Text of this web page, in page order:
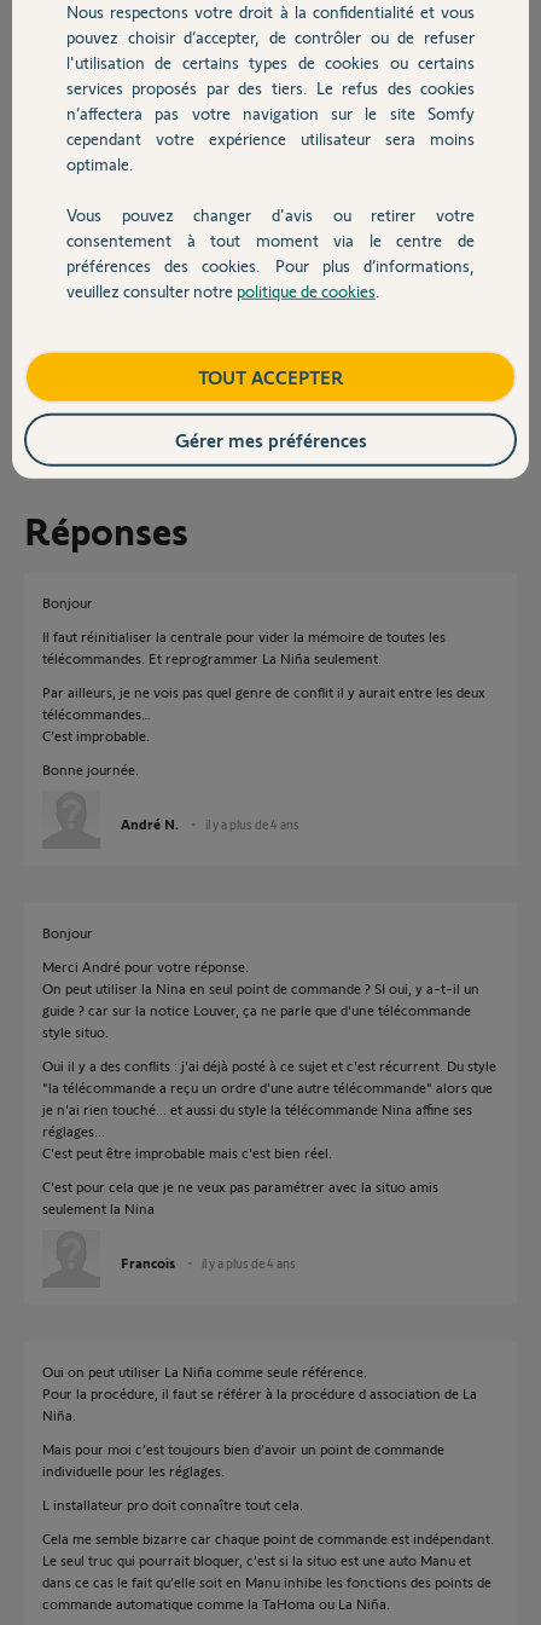
Chauffage
Autres produits
Devis avec un pro
Contact
Je veux donc pouvoir tout reparamétrer correctement sans utiliser la
Situo comme point de commande, mais en utilisant la Nina comme
point de commande.
En refaisant le process complet, la Louver n'a reconnu que mes
volets roulants Somfy...
Bref, on tourne en rond, installateur compris.
Nina svp ?
Et ne faut-il pas obligatoirement passer par le Set&Go io Somfy ?
Participer au fil de discussion
Réponses
Bonjour
Il faut réinitialiser la centrale pour vider la mémoire de toutes les
télécommandes. Et reprogrammer La Niña seulement.
Par ailleurs, je ne vois pas quel genre de conflit il y aurait entre les deux
télécommandes…
C’est improbable.
Bonne journée.
André N. il y a plus de 4 ans
Bonjour
Merci André pour votre réponse.
On peut utiliser la Nina en seul point de commande ? SI oui, y a-t-il un
guide ? car sur la notice Louver, ça ne parle que d'une télécommande
style situo.
Oui il y a des conflits : j'ai déjà posté à ce sujet et c'est récurrent. Du style
"la télécommande a reçu un ordre d'une autre télécommande" alors que
je n'ai rien touché... et aussi du style la télécommande Nina affine ses
réglages...
C'est peut être improbable mais c'est bien réel.
C'est pour cela que je ne veux pas paramétrer avec la situo amis
seulement la Nina
Francois il y a plus de 4 ans
Oui on peut utiliser La Niña comme seule référence.
Pour la procédure, il faut se référer à la procédure d association de La
Niña.
Mais pour moi c’est toujours bien d’avoir un point de commande
individuelle pour les réglages.
L installateur pro doit connaître tout cela.
Cela me semble bizarre car chaque point de commande est indépendant.
Le seul truc qui pourrait bloquer, c’est si la situo est une auto Manu et
dans ce cas le fait qu’elle soit en Manu inhibe les fonctions des points de
commande automatique comme la TaHoma ou La Niña.
Nous respectons votre droit à la confidentialité et vous
pouvez choisir d’accepter, de contrôler ou de refuser
l'utilisation de certains types de cookies ou certains
services proposés par des tiers. Le refus des cookies
n’affectera pas votre navigation sur le site Somfy
cependant votre expérience utilisateur sera moins
optimale.
Vous pouvez changer d'avis ou retirer votre
consentement à tout moment via le centre de
préférences des cookies. Pour plus d’informations,
veuillez consulter notre politique de cookies
TOUT ACCEPTER
Gérer mes préférences